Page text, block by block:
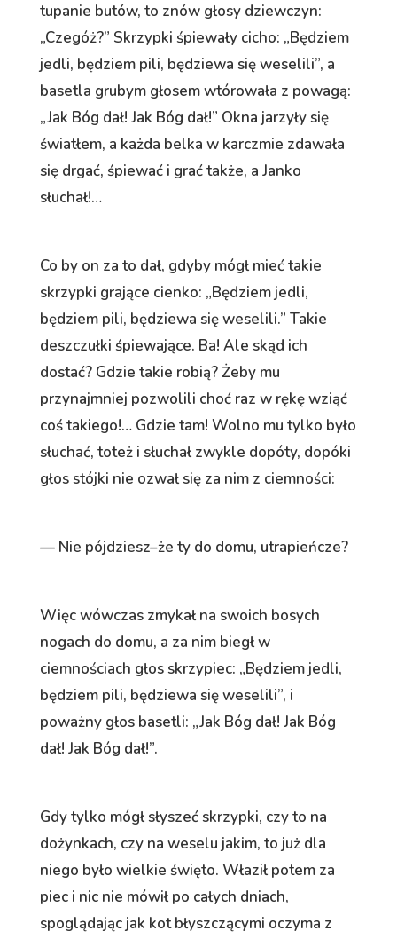
tupanie butów, to znów głosy dziewczyn:
„Czegóż?” Skrzypki śpiewały cicho: „Będziem
jedli, będziem pili, będziewa się weselili”, a
basetla grubym głosem wtórowała z powagą:
„Jak Bóg dał! Jak Bóg dał!” Okna jarzyły się
światłem, a każda belka w karczmie zdawała
się drgać, śpiewać i grać także, a Janko
słuchał!…
Co by on za to dał, gdyby mógł mieć takie
skrzypki grające cienko: „Będziem jedli,
będziem pili, będziewa się weselili.” Takie
deszczułki śpiewające. Ba! Ale skąd ich
dostać? Gdzie takie robią? Żeby mu
przynajmniej pozwolili choć raz w rękę wziąć
coś takiego!… Gdzie tam! Wolno mu tylko było
słuchać, toteż i słuchał zwykle dopóty, dopóki
głos stójki nie ozwał się za nim z ciemności:
— Nie pójdziesz–że ty do domu, utrapieńcze?
Więc wówczas zmykał na swoich bosych
nogach do domu, a za nim biegł w
ciemnościach głos skrzypiec: „Będziem jedli,
będziem pili, będziewa się weselili”, i
poważny głos basetli: „Jak Bóg dał! Jak Bóg
dał! Jak Bóg dał!”.
Gdy tylko mógł słyszeć skrzypki, czy to na
dożynkach, czy na weselu jakim, to już dla
niego było wielkie święto. Właził potem za
piec i nic nie mówił po całych dniach,
spoglądając jak kot błyszczącymi oczyma z